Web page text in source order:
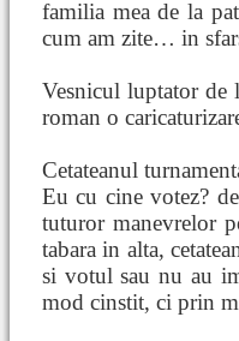
familia mea de la
cum am zite… in
Vesnicul luptator de
roman o
Cetateanul
Eu cu cine votez?
tuturor manevrelor
tabara in alta,
si votul sau nu au
mod cinstit, ci prin